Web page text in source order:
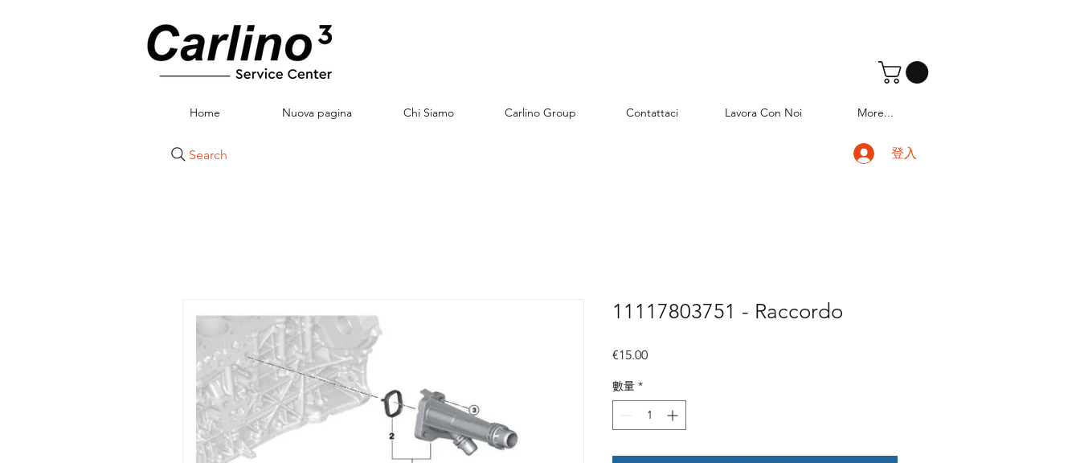
Home Nuova pagina Chi Siamo Carlino Group Contattaci Lavora Con Noi More...
Search 登入
11117803751 - Raccordo
€15.00價
數量 *